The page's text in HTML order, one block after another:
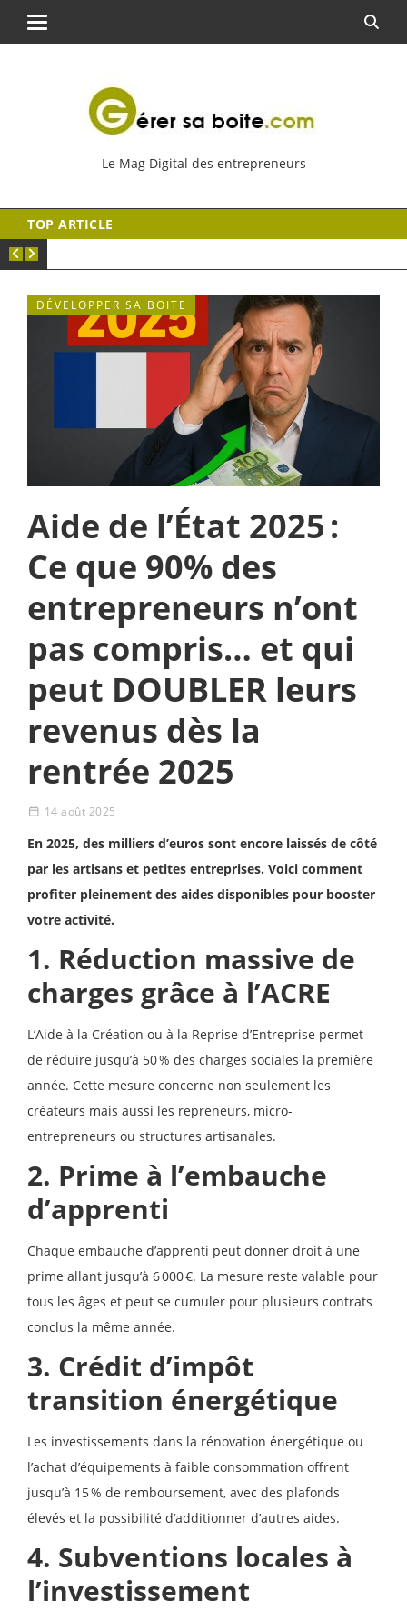
Le Mag Digital des entrepreneurs
TOP ARTICLE
DÉVELOPPER SA BOITE
Aide de l’État 2025 :
Ce que 90% des
entrepreneurs n’ont
pas compris… et qui
peut DOUBLER leurs
revenus dès la
rentrée 2025
14 août 2025
En 2025, des milliers d’euros sont encore laissés de côté
par les artisans et petites entreprises. Voici comment
profiter pleinement des aides disponibles pour booster
votre activité.
1. Réduction massive de
charges grâce à l’ACRE
L’Aide à la Création ou à la Reprise d’Entreprise permet
de réduire jusqu’à 50 % des charges sociales la première
année. Cette mesure concerne non seulement les
créateurs mais aussi les repreneurs, micro-
entrepreneurs ou structures artisanales.
2. Prime à l’embauche
d’apprenti
Chaque embauche d’apprenti peut donner droit à une
prime allant jusqu’à 6 000 €. La mesure reste valable pour
tous les âges et peut se cumuler pour plusieurs contrats
conclus la même année.
3. Crédit d’impôt
transition énergétique
Les investissements dans la rénovation énergétique ou
l’achat d’équipements à faible consommation offrent
jusqu’à 15 % de remboursement, avec des plafonds
élevés et la possibilité d’additionner d’autres aides.
4. Subventions locales à
l’investissement